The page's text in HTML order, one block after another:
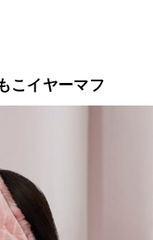
こイヤーマフ